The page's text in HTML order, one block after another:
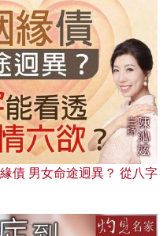
債 男女命途迥異？ 從八字